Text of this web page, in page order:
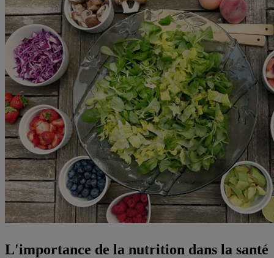
L'importance de la nutrition dans la santé